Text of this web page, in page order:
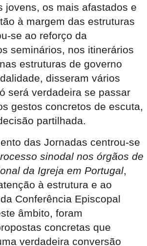
jovens, os mais afastados e
à margem das estruturas
se ao reforço da
seminários, nos itinerários
estruturas de governo
disseram vários
será verdadeira se passar
gestos concretos de escuta,
partilhada.
das Jornadas centrou-se
sinodal nos órgãos de
da Igreja em Portugal,
à estrutura e ao
Conferência Episcopal
âmbito, foram
concretas que
verdadeira conversão